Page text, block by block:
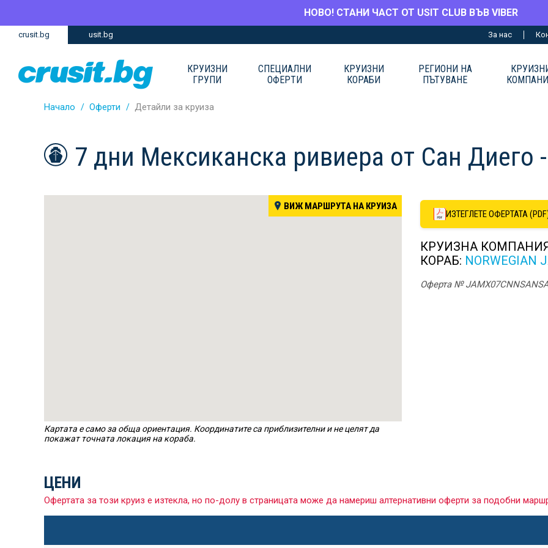
НОВО! СТАНИ ЧАСТ ОТ USIT CLUB ВЪВ VIBER
Премини
съдържание
Премини
crusit.bg usit.bg За нас
КРУИЗНИ
ГРУПИ
СПЕЦИАЛНИ
ОФЕРТИ
КРУИЗНИ
КОРАБИ
РЕГИОНИ НА
ПЪТУВАНЕ
Начало Оферти Детайли за круиза
7 дни Мексиканска ривиера от Сан Диего
ВИЖ МАРШРУТА НА КРУИЗА
Картата е само за обща ориентация. Координатите са приблизителни и не целят да
покажат точната локация на кораба.
ИЗТЕГЛЕТЕ ОФЕРТАТА
КРУИЗНА
КОРАБ: NORWEGIAN
Оферта №
ЦЕНИ
Офертата за този круиз е изтекла, но по-долу в страницата може да намериш алтернативни оферти за подобни